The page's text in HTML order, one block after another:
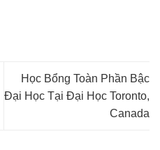
Học Bổng Toàn Phần Bậc
Đại Học Tại Đại Học Toronto,
Canada